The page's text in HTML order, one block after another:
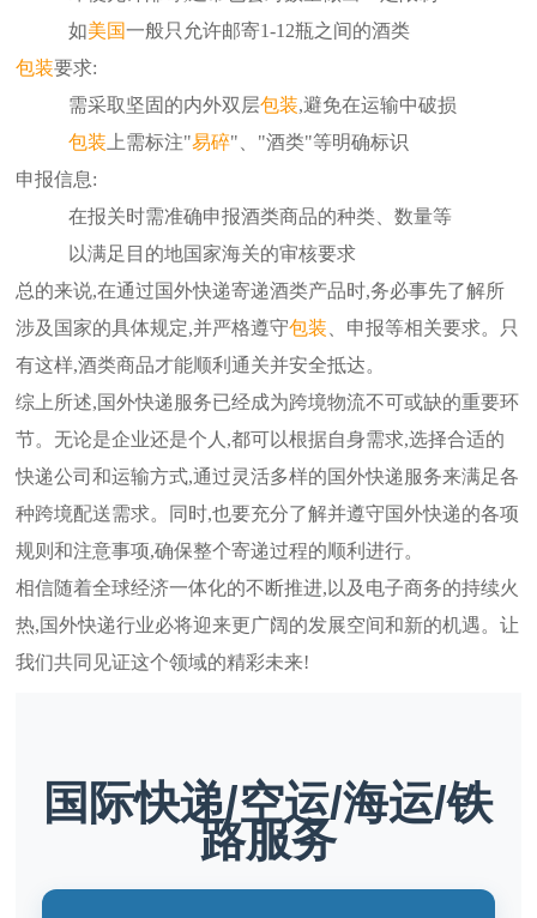
如美国一般只允许邮寄1-12瓶之间的酒类
包装要求:
需采取坚固的内外双层包装,避免在运输中破损
包装 上需标注"易碎"、"酒类"等明确标识
申报信息:
在报关时需准确申报酒类商品的种类、数量等
以满足目的地国家海关的审核要求
总的来说,在通过国外快递寄递酒类产品时,务必事先了解所
涉及国家的具体规定,并严格遵守包装 、申报等相关要求。只
有这样,酒类商品才能顺利通关并安全抵达。
综上所述,国外快递服务已经成为跨境物流不可或缺的重要环
节。无论是企业还是个人,都可以根据自身需求,选择合适的
快递公司和运输方式,通过灵活多样的国外快递服务来满足各
种跨境配送需求。同时,也要充分了解并遵守国外快递的各项
规则和注意事项,确保整个寄递过程的顺利进行。
相信随着全球经济一体化的不断推进,以及电子商务的持续火
热,国外快递行业必将迎来更广阔的发展空间和新的机遇。让
我们共同见证这个领域的精彩未来!
国际快递/空运/海运/铁
路服务